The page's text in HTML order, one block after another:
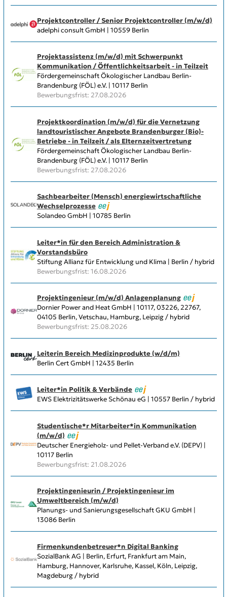
Projektcontroller / Senior Projektcontroller (m/w/d)
adelphi consult GmbH | 10559 Berlin
Projektassistenz (m/w/d) mit Schwerpunkt
Kommunikation / Öffentlichkeitsarbeit - in Teilzeit
Fördergemeinschaft Ökologischer Landbau Berlin-
Brandenburg (FÖL) e.V. | 10117 Berlin
Bewerbungsfrist: 27.08.2026
Projektkoordination (m/w/d) für die Vernetzung
landtouristischer Angebote Brandenburger (Bio)-
Betriebe - in Teilzeit / als Elternzeitvertretung
Fördergemeinschaft Ökologischer Landbau Berlin-
Brandenburg (FÖL) e.V. | 10117 Berlin
Bewerbungsfrist: 27.08.2026
Sachbearbeiter (Mensch) energiewirtschaftliche
Wechselprozesse
Solandeo GmbH | 10785 Berlin
Leiter*in für den Bereich Administration &
Vorstandsbüro
Stiftung Allianz für Entwicklung und Klima | Berlin / hybrid
Bewerbungsfrist: 16.08.2026
Projektingenieur (m/w/d) Anlagenplanung
Dornier Power and Heat GmbH | 10117, 03226, 22767,
04105 Berlin, Vetschau, Hamburg, Leipzig / hybrid
Bewerbungsfrist: 25.08.2026
Leiterin Bereich Medizinprodukte (w/d/m)
Berlin Cert GmbH | 12435 Berlin
Leiter*in Politik & Verbände
EWS Elektrizitätswerke Schönau eG | 10557 Berlin / hybrid
Studentische*r Mitarbeiter*in Kommunikation
(m/w/d)
Deutscher Energieholz- und Pellet-Verband e.V. (DEPV) |
10117 Berlin
Bewerbungsfrist: 21.08.2026
Projektingenieurin / Projektingenieur im
Umweltbereich (m/w/d)
Planungs- und Sanierungsgesellschaft GKU GmbH |
13086 Berlin
Firmenkundenbetreuer*n Digital Banking
SozialBank AG | Berlin, Erfurt, Frankfurt am Main,
Hamburg, Hannover, Karlsruhe, Kassel, Köln, Leipzig,
Magdeburg / hybrid